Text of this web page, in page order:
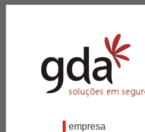
empresa